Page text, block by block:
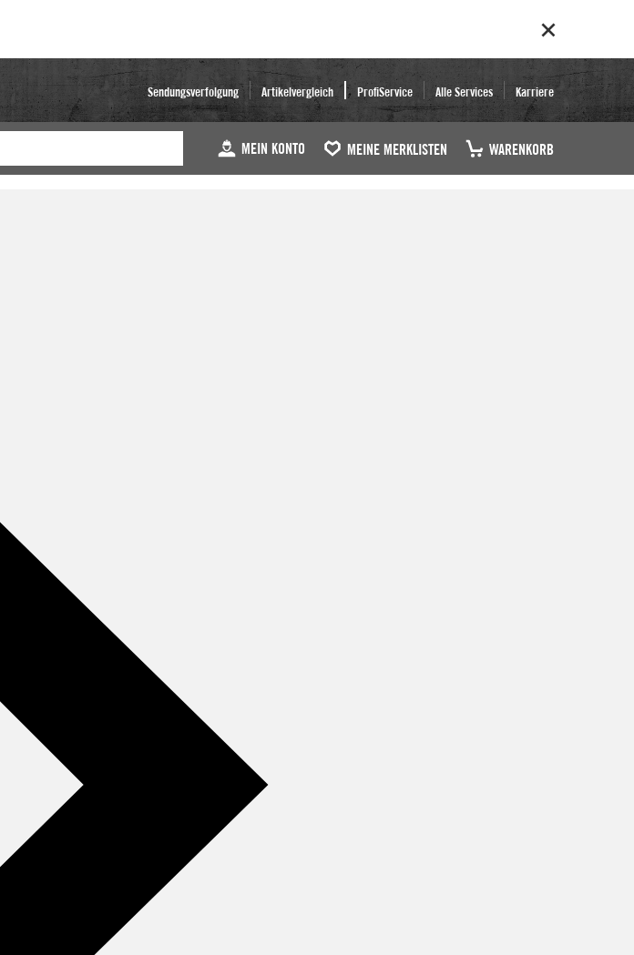
Sendungsverfolgung Artikelvergleich ProfiService Alle Services Karriere
MEIN KONTO MEINE MERKLISTEN WARENKORB